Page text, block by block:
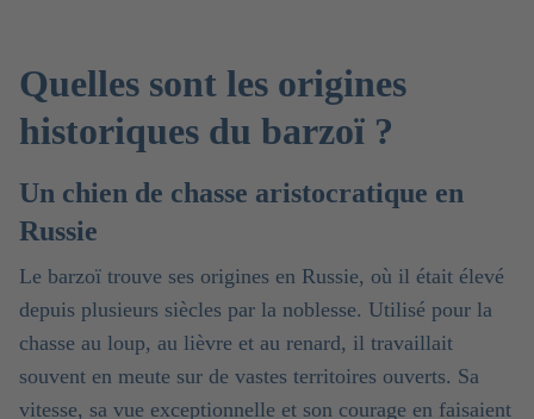
Quelles sont les origines
historiques du barzoï ?
Un chien de chasse aristocratique en
Russie
Le barzoï trouve ses origines en Russie, où il était élevé
depuis plusieurs siècles par la noblesse. Utilisé pour la
chasse au loup, au lièvre et au renard, il travaillait
souvent en meute sur de vastes territoires ouverts. Sa
vitesse, sa vue exceptionnelle et son courage en faisaient